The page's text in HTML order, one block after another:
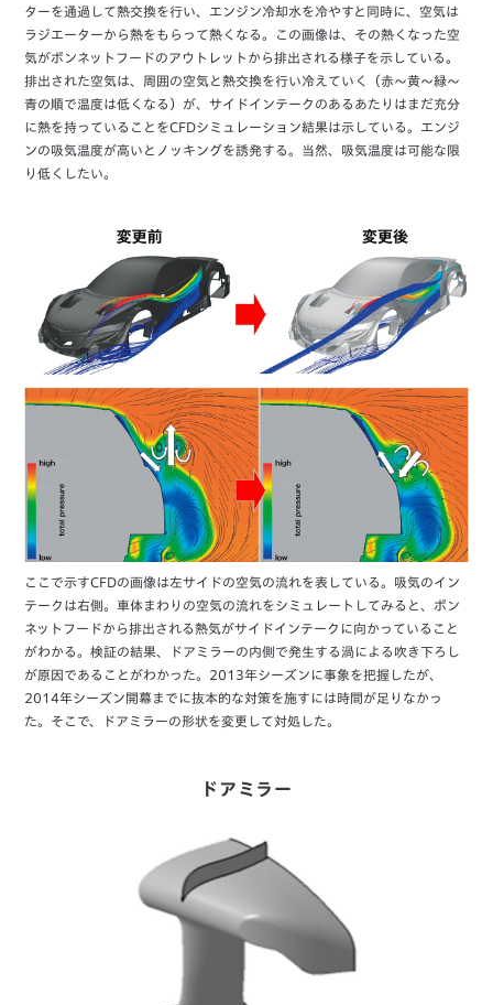
ターを通過して熱交換を行い、エンジン冷却水を冷やすと同時に、空気は
ラジエーターから熱をもらって熱くなる。この画像は、その熱くなった空
気がボンネットフードのアウトレットから排出される様子を示している。
排出された空気は、周囲の空気と熱交換を行い冷えていく（赤～黄～緑～
青の順で温度は低くなる）が、サイドインテークのあるあたりはまだ充分
に熱を持っていることをCFDシミュレーション結果は示している。エンジ
ンの吸気温度が高いとノッキングを誘発する。当然、吸気温度は可能な限
り低くしたい。
ここで示すCFDの画像は左サイドの空気の流れを表している。吸気のイン
テークは右側。車体まわりの空気の流れをシミュレートしてみると、ボン
ネットフードから排出される熱気がサイドインテークに向かっていること
がわかる。検証の結果、ドアミラーの内側で発生する渦による吹き下ろし
が原因であることがわかった。2013年シーズンに事象を把握したが、
2014年シーズン開幕までに抜本的な対策を施すには時間が足りなかっ
た。そこで、ドアミラーの形状を変更して対処した。
ドアミラー